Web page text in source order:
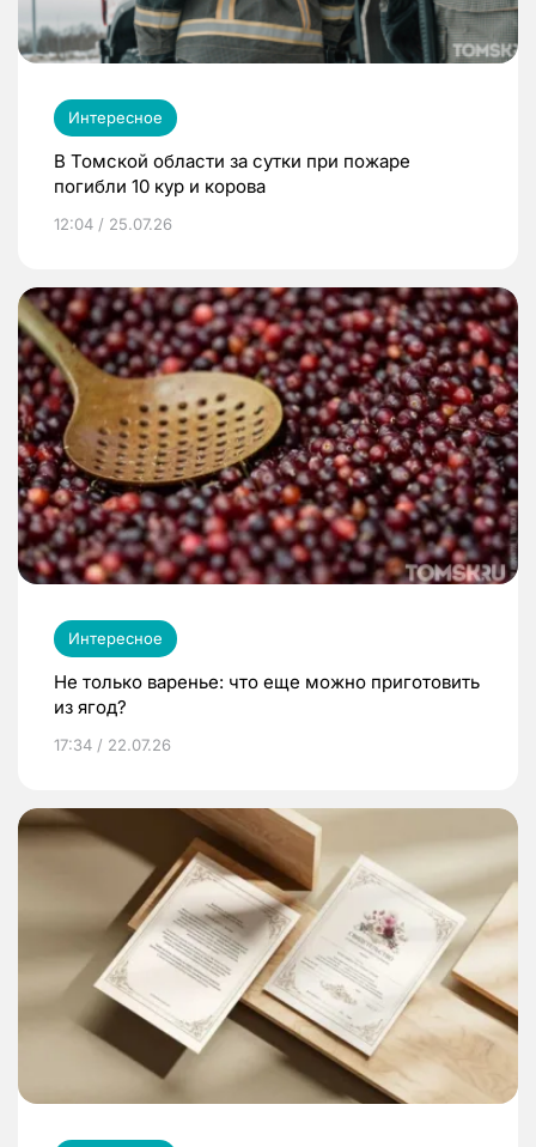
Интересное
В Томской области за сутки при пожаре
погибли 10 кур и корова
12:04 / 25.07.26
Интересное
Не только варенье: что еще можно приготовить
из ягод?
17:34 / 22.07.26